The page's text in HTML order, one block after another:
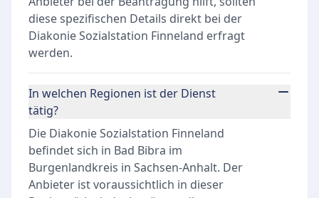
diese spezifischen Details direkt bei der
Diakonie Sozialstation Finneland erfragt
werden.
In welchen Regionen ist der Dienst
tätig?
Die Diakonie Sozialstation Finneland
befindet sich in Bad Bibra im
Burgenlandkreis in Sachsen-Anhalt. Der
Anbieter ist voraussichtlich in dieser